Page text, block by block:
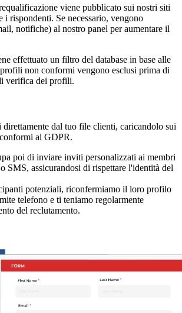
viene pubblicato sui nostri siti
i rispondenti. Se necessario, vengono
notifiche) al nostro panel per aumentare il
effettuato un filtro del database in base alle
non conformi vengono esclusi prima di
verifica dei profili.
direttamente dal tuo file clienti, caricandolo sui
al GDPR.
poi di inviare inviti personalizzati ai membri
SMS, assicurandosi di rispettare l'identità del
potenziali, riconfermiamo il loro profilo
telefono e ti teniamo regolarmente
del reclutamento.